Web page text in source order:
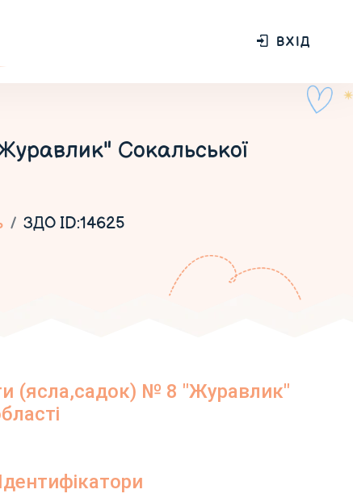
ВХІД
Сокальської
ЗДО ID:14625
(ясла,садок) № 8 "Журавлик"
Ідентифікатори